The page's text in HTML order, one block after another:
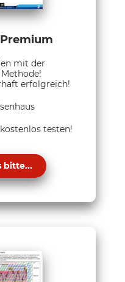
mit der
erfolgreich!
testen!
bitte...